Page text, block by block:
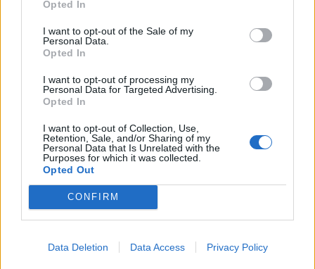
Opted In
I want to opt-out of the Sale of my
Personal Data.
Opted In
I want to opt-out of processing my
Personal Data for Targeted Advertising.
Opted In
I want to opt-out of Collection, Use,
Retention, Sale, and/or Sharing of my
Personal Data that Is Unrelated with the
Purposes for which it was collected.
Opted Out
CONFIRM
Data Deletion Data Access Privacy Policy
💶 Quanto Custou? | Fogo de artifício (de 11
minutos) da Feira das Colheitas custa €20.550
7/08/2026